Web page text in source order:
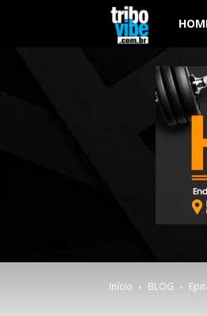
Tribo
Vibe
Início BLOG